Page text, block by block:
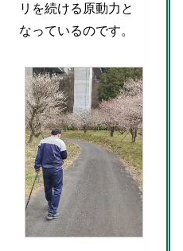
リを続ける原動力と
なっているのです。